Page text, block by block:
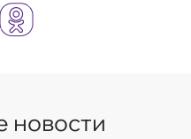
новости